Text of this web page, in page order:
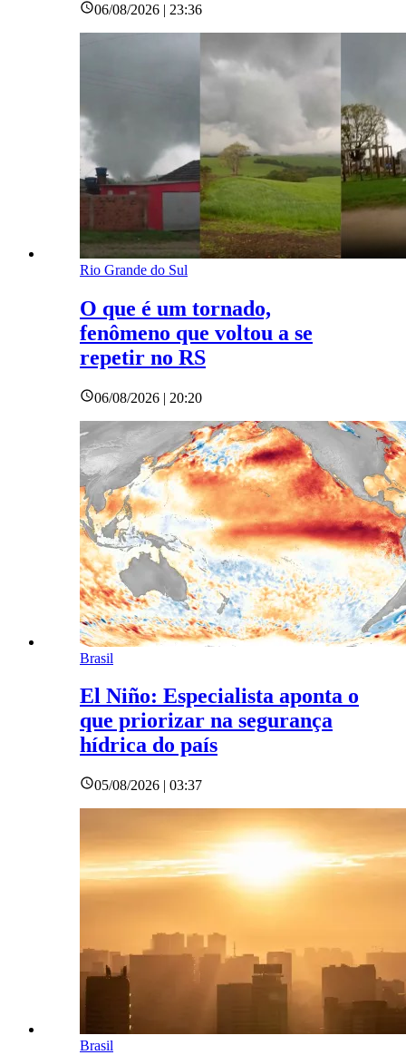
06/08/2026 | 23:36
Rio Grande do Sul
O que é um tornado,
fenômeno que voltou a se
repetir no RS
06/08/2026 | 20:20
Brasil
El Niño: Especialista aponta o
que priorizar na segurança
hídrica do país
05/08/2026 | 03:37
Brasil